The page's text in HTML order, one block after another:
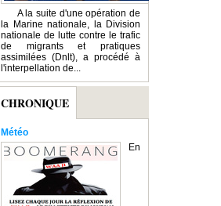
A la suite d'une opération de
la Marine nationale, la Division
nationale de lutte contre le trafic
de migrants et pratiques
assimilées (Dnlt), a procédé à
l'interpellation de...
CHRONIQUE
Météo
En